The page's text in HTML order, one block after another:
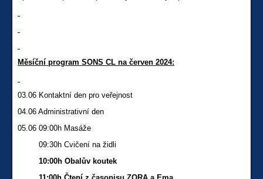
Měsíční program SONS CL na červen 2024:
03.06 Kontaktní den pro veřejnost
04.06 Administrativní den
05.06 09:00h Masáže
09:30h Cvičení na židli
10:00h Obalův koutek